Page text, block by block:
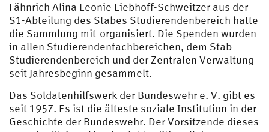
Fähnrich Alina Leonie Liebhoff-Schweitzer aus der
S1-Abteilung des Stabes Studierendenbereich hatte
die Sammlung mit-organisiert. Die Spenden wurden
in allen Studierendenfachbereichen, dem Stab
Studierendenbereich und der Zentralen Verwaltung
seit Jahresbeginn gesammelt.
Das Soldatenhilfswerk der Bundeswehr e. V. gibt es
seit 1957. Es ist die älteste soziale Institution in der
Geschichte der Bundeswehr. Der Vorsitzende dieses